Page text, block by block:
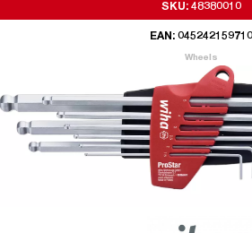
SKU: 48380010
EAN: 045242159710
Wheels